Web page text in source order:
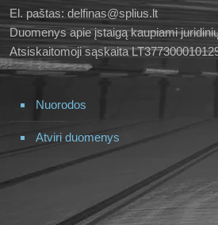
El. paštas: delfinas@splius.lt
Duomenys apie įstaigą kaupiami
Atsiskaitomoji sąskaita
Nuorodos
Atviri duomenys